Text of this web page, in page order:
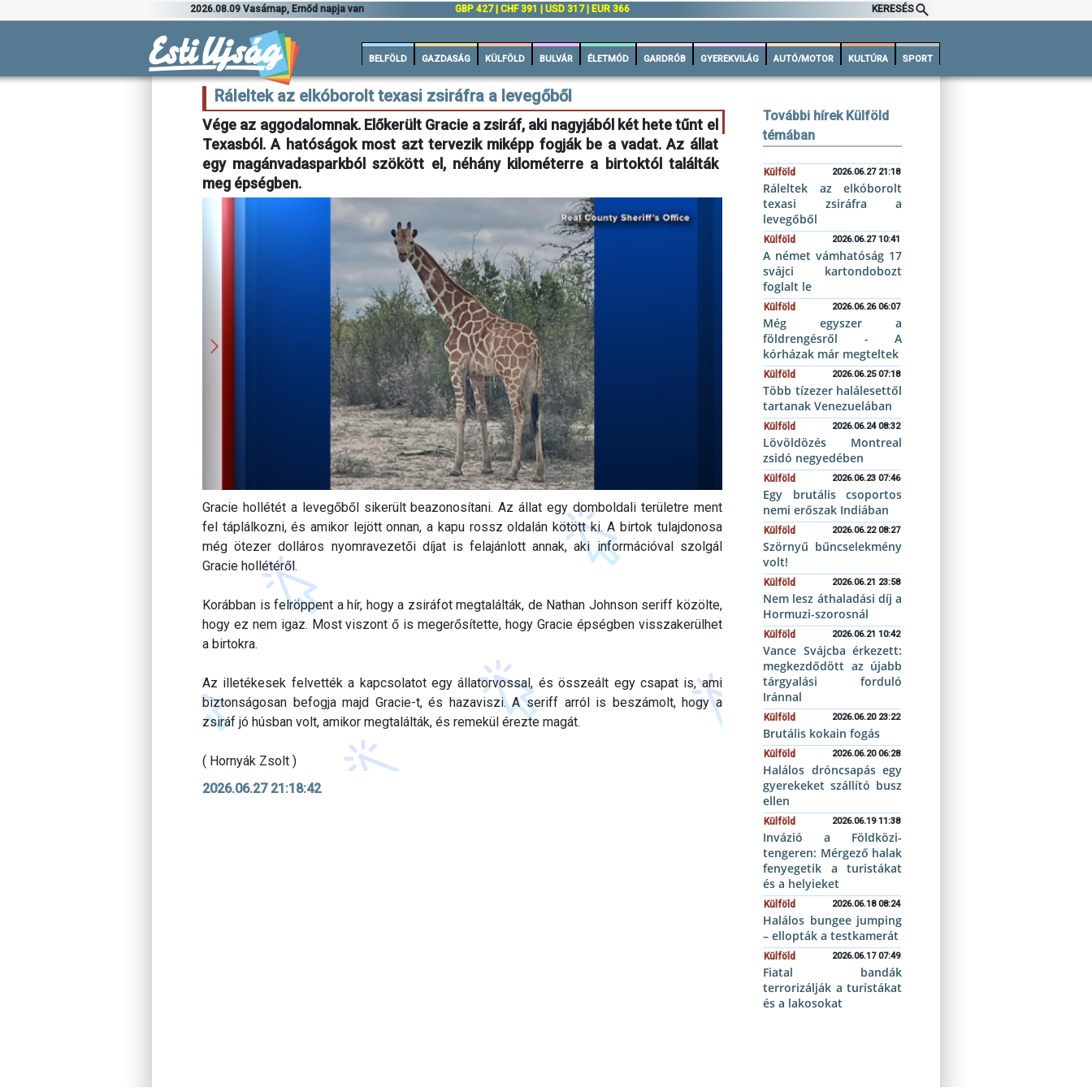
2026.08.09 Vasárnap, Emőd napja van GBP 427 | CHF 391 | USD 317 | EUR 366 KERESÉS
BELFÖLD GAZDASÁG KÜLFÖLD BULVÁR ÉLETMÓD GARDRÓB GYEREKVILÁG AUTÓ/MOTOR KULTÚRA SPORT
Ráleltek az elkóborolt texasi zsiráfra a levegőből
Vége az aggodalomnak. Előkerült Gracie a zsiráf, aki nagyjából két hete tűnt el
Texasból. A hatóságok most azt tervezik miképp fogják be a vadat. Az állat
egy magánvadasparkból szökött el, néhány kilométerre a birtoktól találták
meg épségben.
Gracie hollétét a levegőből sikerült beazonosítani. Az állat egy domboldali területre ment
fel táplálkozni, és amikor lejött onnan, a kapu rossz oldalán kötött ki. A birtok tulajdonosa
még ötezer dolláros nyomravezetői díjat is felajánlott annak, aki információval szolgál
Gracie hollétéről.
Korábban is felröppent a hír, hogy a zsiráfot megtalálták, de Nathan Johnson seriff közölte,
hogy ez nem igaz. Most viszont ő is megerősítette, hogy Gracie épségben visszakerülhet
a birtokra.
Az illetékesek felvették a kapcsolatot egy állatorvossal, és összeált egy csapat is, ami
biztonságosan befogja majd Gracie-t, és hazaviszi. A seriff arról is beszámolt, hogy a
zsiráf jó húsban volt, amikor megtalálták, és remekül érezte magát.
( Hornyák Zsolt )
2026.06.27 21:18:42
További hírek Külföld
témában
Külföld 2026.06.27 21:18
Ráleltek az elkóborolt
texasi zsiráfra a
levegőből
Külföld 2026.06.27 10:41
A német vámhatóság 17
svájci kartondobozt
foglalt le
Külföld 2026.06.26 06:07
Még egyszer a
földrengésről - A
kórházak már megteltek
Külföld 2026.06.25 07:18
Több tízezer halálesettől
tartanak Venezuelában
Külföld 2026.06.24 08:32
Lövöldözés Montreal
zsidó negyedében
Külföld 2026.06.23 07:46
Egy brutális csoportos
nemi erőszak Indiában
Külföld 2026.06.22 08:27
Szörnyű bűncselekmény
volt!
Külföld 2026.06.21 23:58
Nem lesz áthaladási díj a
Hormuzi-szorosnál
Külföld 2026.06.21 10:42
Vance Svájcba érkezett:
megkezdődött az újabb
tárgyalási forduló
Iránnal
Külföld 2026.06.20 23:22
Brutális kokain fogás
Külföld 2026.06.20 06:28
Halálos dróncsapás egy
gyerekeket szállító busz
ellen
Külföld 2026.06.19 11:38
Invázió a Földközi-
tengeren: Mérgező halak
fenyegetik a turistákat
és a helyieket
Külföld 2026.06.18 08:24
Halálos bungee jumping
– ellopták a testkamerát
Külföld 2026.06.17 07:49
Fiatal bandák
terrorizálják a turistákat
és a lakosokat